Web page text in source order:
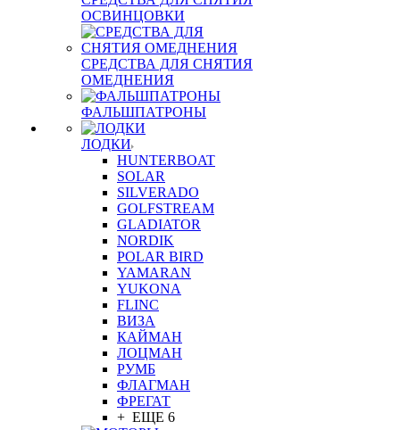
ОСВИНЦОВКИ
СРЕДСТВА ДЛЯ СНЯТИЯ
ОМЕДНЕНИЯ
ФАЛЬШПАТРОНЫ
ЛОДКИ
HUNTERBOAT
SOLAR
SILVERADO
GOLFSTREAM
GLADIATOR
NORDIK
POLAR BIRD
YAMARAN
YUKONA
FLINC
ВИЗА
КАЙМАН
ЛОЦМАН
РУМБ
ФЛАГМАН
ФРЕГАТ
+ ЕЩЕ 6